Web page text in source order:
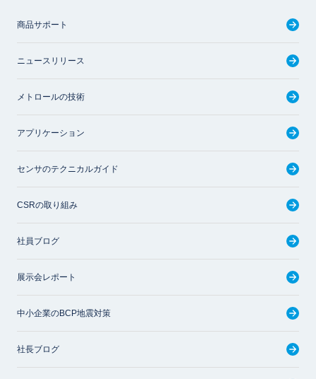
商品サポート
ニュースリリース
メトロールの技術
アプリケーション
センサのテクニカルガイド
CSRの取り組み
社員ブログ
展示会レポート
中小企業のBCP地震対策
社長ブログ